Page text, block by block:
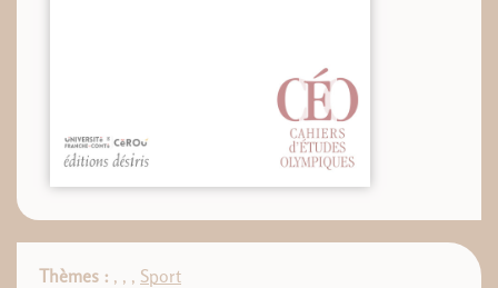
Thèmes : , , , Sport